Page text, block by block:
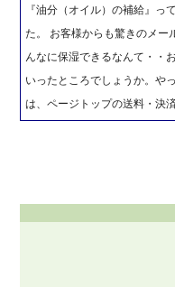
『油分（オイル）の補給』っ
た。 お客様からも驚きのメー
んなに保湿できるなんて・・
いったところでしょうか。や
は、ページトップの送料・決